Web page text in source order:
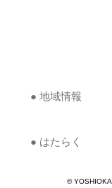
● 地域情報
● はたらく
©